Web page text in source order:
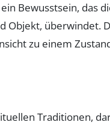
Bewusstsein, das
Objekt, überwindet.
zu einem
Traditionen,